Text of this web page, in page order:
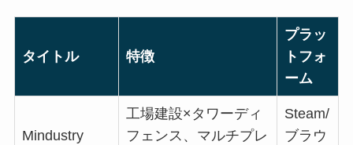
タイトル 特徴
プラッ
トフォ
ーム
Mindustry
工場建設×タワーディ
フェンス、マルチプレ
Steam/
ブラウ